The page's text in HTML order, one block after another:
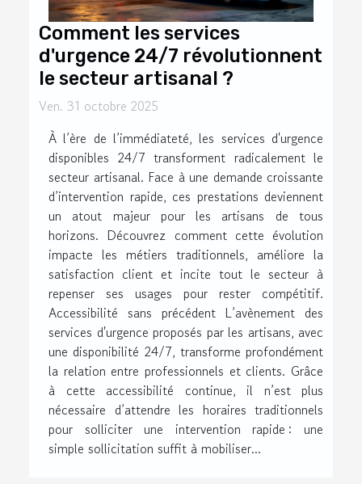
Comment les services
d'urgence 24/7 révolutionnent
le secteur artisanal ?
Ven. 31 octobre 2025
À l’ère de l’immédiateté, les services d'urgence
disponibles 24/7 transforment radicalement le
secteur artisanal. Face à une demande croissante
d’intervention rapide, ces prestations deviennent
un atout majeur pour les artisans de tous
horizons. Découvrez comment cette évolution
impacte les métiers traditionnels, améliore la
satisfaction client et incite tout le secteur à
repenser ses usages pour rester compétitif.
Accessibilité sans précédent L’avènement des
services d'urgence proposés par les artisans, avec
une disponibilité 24/7, transforme profondément
la relation entre professionnels et clients. Grâce
à cette accessibilité continue, il n’est plus
nécessaire d’attendre les horaires traditionnels
pour solliciter une intervention rapide : une
simple sollicitation suffit à mobiliser...